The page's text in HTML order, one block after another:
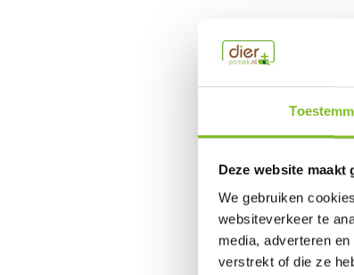
Deze website maakt
We gebruiken
websiteverkeer te
media, adverteren
verstrekt of die ze